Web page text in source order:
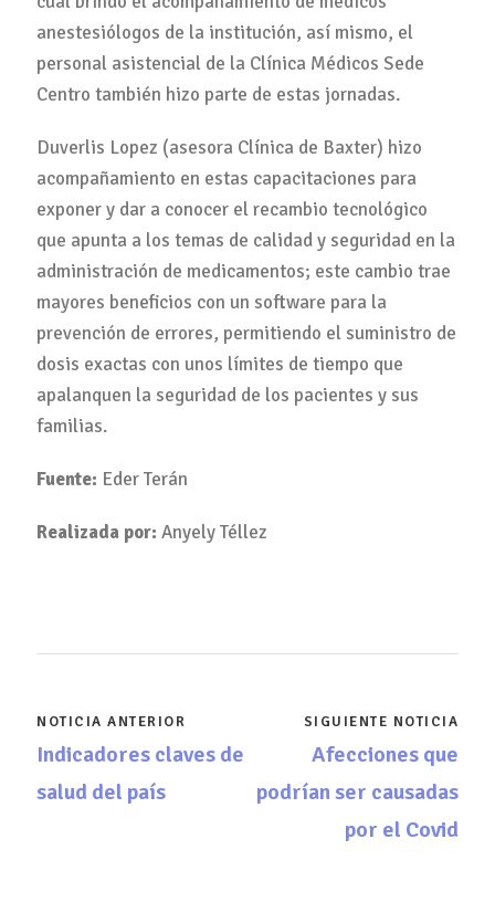
anestesiólogos de la institución, así mismo, el
personal asistencial de la Clínica Médicos Sede
Centro también hizo parte de estas jornadas.
Duverlis Lopez (asesora Clínica de Baxter) hizo
acompañamiento en estas capacitaciones para
exponer y dar a conocer el recambio tecnológico
que apunta a los temas de calidad y seguridad en la
administración de medicamentos; este cambio trae
mayores beneficios con un software para la
prevención de errores, permitiendo el suministro de
dosis exactas con unos límites de tiempo que
apalanquen la seguridad de los pacientes y sus
familias.
Fuente: Eder Terán
Realizada por: Anyely Téllez
NOTICIA ANTERIOR
Indicadores claves de
salud del país
SIGUIENTE NOTICIA
Afecciones que
podrían ser causadas
por el Covid